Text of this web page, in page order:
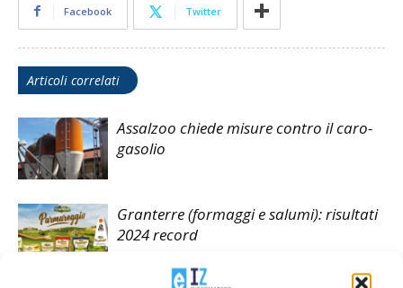
Facebook Twitter
Articoli correlati
Assalzoo chiede misure contro il caro-
gasolio
Granterre (formaggi e salumi): risultati
2024 record